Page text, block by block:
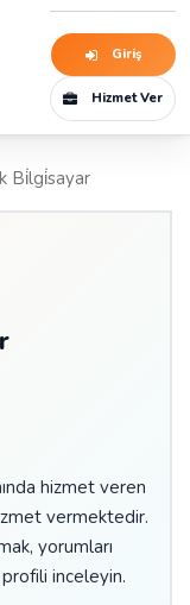
Giriş
Hizmet Ver
Bi̇lgi̇sayar
hizmet veren
vermektedir.
yorumları
inceleyin.